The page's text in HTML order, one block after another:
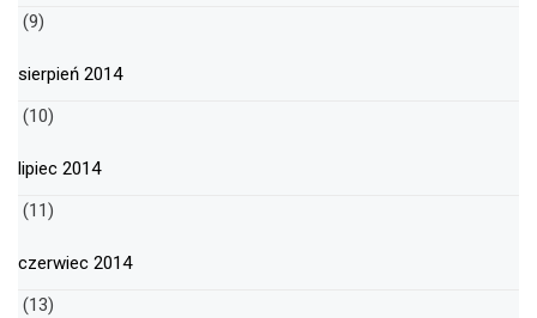
(9)
sierpień 2014
(10)
lipiec 2014
(11)
czerwiec 2014
(13)